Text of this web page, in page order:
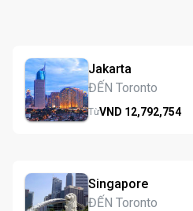
Jakarta
ĐẾN Toronto
TừVND 12,792,754
Singapore
ĐẾN Toronto